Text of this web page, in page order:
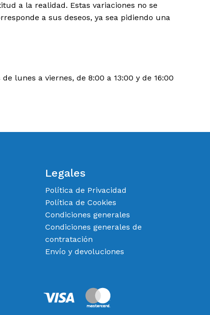
a la realidad. Estas variaciones no se
a sus deseos, ya sea pidiendo una
lunes a viernes, de 8:00 a 13:00 y de 16:00
Legales
Política de Privacidad
Política de Cookies
Condiciones generales
Condiciones generales de
contratación
Envío y devoluciones